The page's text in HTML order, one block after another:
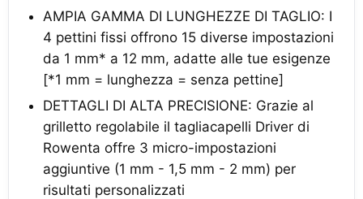
AMPIA GAMMA DI LUNGHEZZE DI TAGLIO: I
4 pettini fissi offrono 15 diverse impostazioni
da 1 mm* a 12 mm, adatte alle tue esigenze
[*1 mm = lunghezza = senza pettine]
DETTAGLI DI ALTA PRECISIONE: Grazie al
grilletto regolabile il tagliacapelli Driver di
Rowenta offre 3 micro-impostazioni
aggiuntive (1 mm - 1,5 mm - 2 mm) per
risultati personalizzati